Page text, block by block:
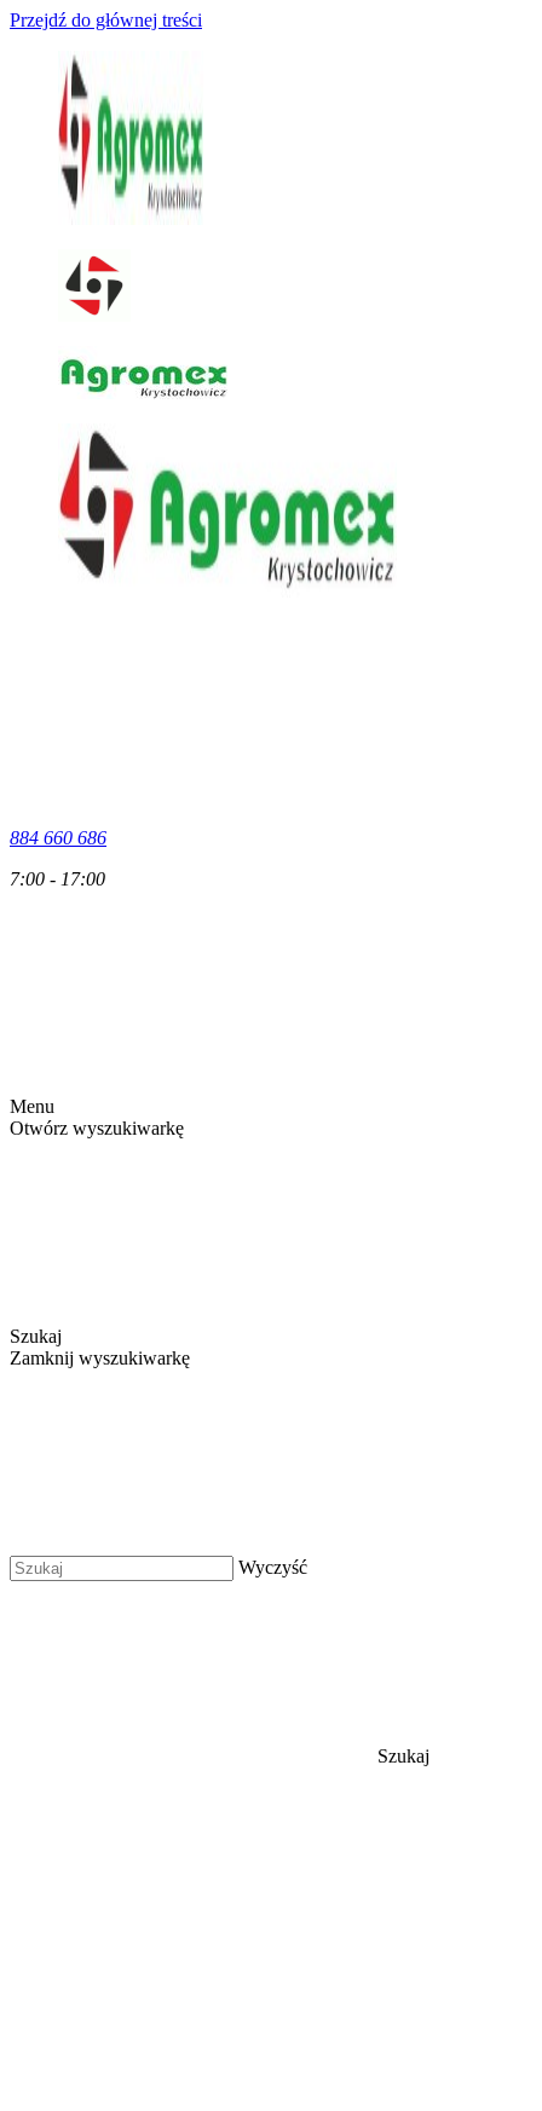
Przejdź do głównej treści
884 660 686
7:00 - 17:00
Menu
Otwórz wyszukiwarkę
Szukaj
Zamknij wyszukiwarkę
Wyczyść
Szukaj